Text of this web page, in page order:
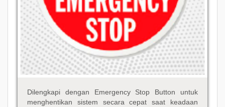
Dilengkapi dengan Emergency Stop Button untuk
menghentikan sistem secara cepat saat keadaan